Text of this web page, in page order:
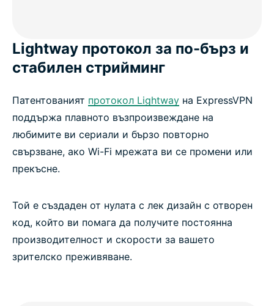
Lightway протокол за по-бърз и
стабилен стрийминг
Патентованият протокол Lightway на ExpressVPN
поддържа плавното възпроизвеждане на
любимите ви сериали и бързо повторно
свързване, ако Wi-Fi мрежата ви се промени или
прекъсне.
Той е създаден от нулата с лек дизайн с отворен
код, който ви помага да получите постоянна
производителност и скорости за вашето
зрителско преживяване.